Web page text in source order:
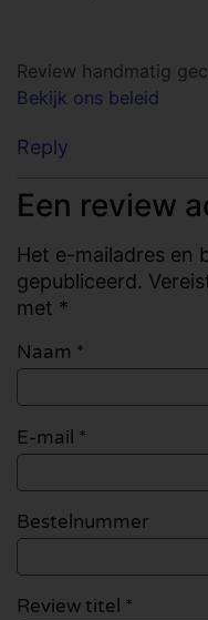
Review handmatig
Bekijk ons beleid
Reply
Een review
Het e-mailadres en
gepubliceerd.
met *
Naam *
E-mail *
Bestelnummer
Review titel *